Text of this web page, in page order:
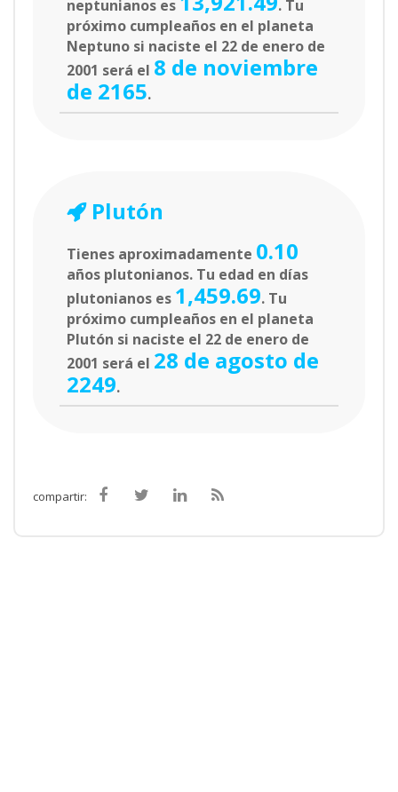
neptunianos es
. Tu
próximo cumpleaños en el planeta
Neptuno si naciste el 22 de enero de
2001 será el 8 de noviembre
de 2165.
Plutón
Tienes aproximadamente 0.10
años plutonianos. Tu edad en días
plutonianos es 1,459.69. Tu
próximo cumpleaños en el planeta
Plutón si naciste el 22 de enero de
2001 será el 28 de agosto de
2249.
compartir: